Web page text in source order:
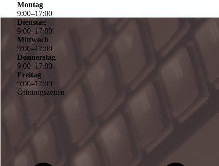
Montag
9:00–17:00
Dienstag
9:00–17:00
Mittwoch
9:00–17:00
Donnerstag
9:00–17:00
Freitag
9:00–17:00
Öffnungszeiten